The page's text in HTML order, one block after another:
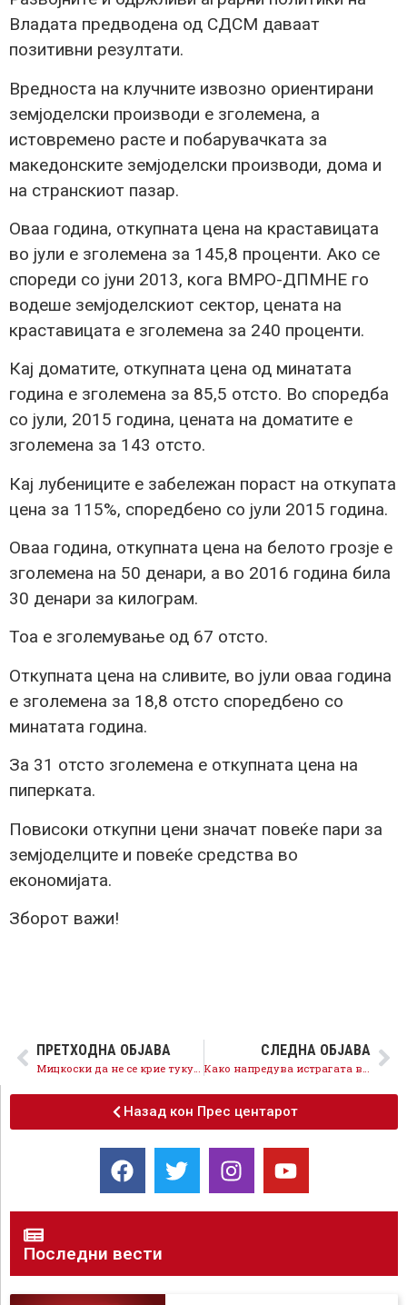
Владата предводена од СДСМ даваат
позитивни резултати.
Вредноста на клучните извозно ориентирани
земјоделски производи е зголемена, а
истовремено расте и побарувачката за
македонските земјоделски производи, дома и
на странскиот пазар.
Оваа година, откупната цена на краставицата
во јули е зголемена за 145,8 проценти. Ако се
спореди со јуни 2013, кога ВМРО-ДПМНЕ го
водеше земјоделскиот сектор, цената на
краставицата е зголемена за 240 проценти.
Кај доматите, откупната цена од минатата
година е зголемена за 85,5 отсто. Во споредба
со јули, 2015 година, цената на доматите е
зголемена за 143 отсто.
Кај лубениците е забележан пораст на откупата
цена за 115%, споредбено со јули 2015 година.
Оваа година, откупната цена на белото грозје е
зголемена на 50 денари, а во 2016 година била
30 денари за килограм.
Тоа е зголемување од 67 отсто.
Откупната цена на сливите, во јули оваа година
е зголемена за 18,8 отсто споредбено со
минатата година.
За 31 отсто зголемена е откупната цена на
пиперката.
Повисоки откупни цени значат повеќе пари за
земјоделците и повеќе средства во
економијата.
Зборот важи!
ПРЕТХОДНА ОБЈАВА
Мицкоски да не се крие туку да излезе пред граѓаните и да признае дали се гледал со Никола Груевски во Будимпешта?
СЛЕДНА ОБЈАВА
Како напредува истрагата во случајот Рекет, така расте нервозата и паниката кај ВМРО-ДПМНЕ, Мицкоски да одговори за средбите
Назад кон Прес центарот
Последни вести